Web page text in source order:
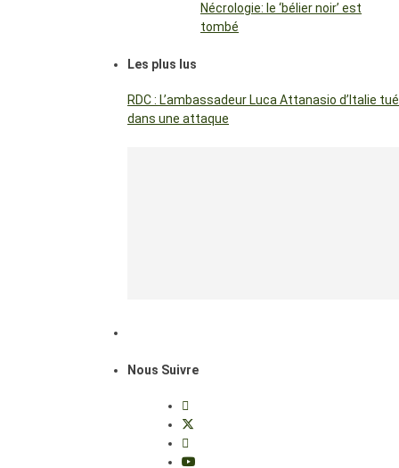
Nécrologie: le ‘bélier noir’ est
tombé
Les plus lus
RDC : L’ambassadeur Luca Attanasio d’Italie tué
dans une attaque
Nous Suivre